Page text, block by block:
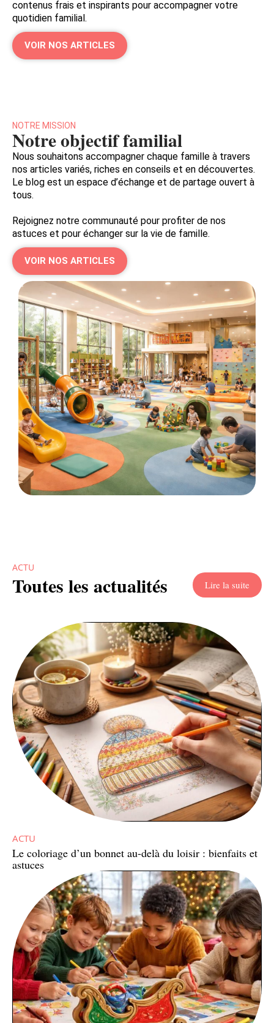
contenus frais et inspirants pour accompagner votre
quotidien familial.
VOIR NOS ARTICLES
NOTRE MISSION
Notre objectif familial
Nous souhaitons accompagner chaque famille à travers
nos articles variés, riches en conseils et en découvertes.
Le blog est un espace d’échange et de partage ouvert à
tous.
Rejoignez notre communauté pour profiter de nos
astuces et pour échanger sur la vie de famille.
VOIR NOS ARTICLES
ACTU
Toutes les actualités Lire la suite
ACTU
Le coloriage d’un bonnet au-delà du loisir : bienfaits et
astuces